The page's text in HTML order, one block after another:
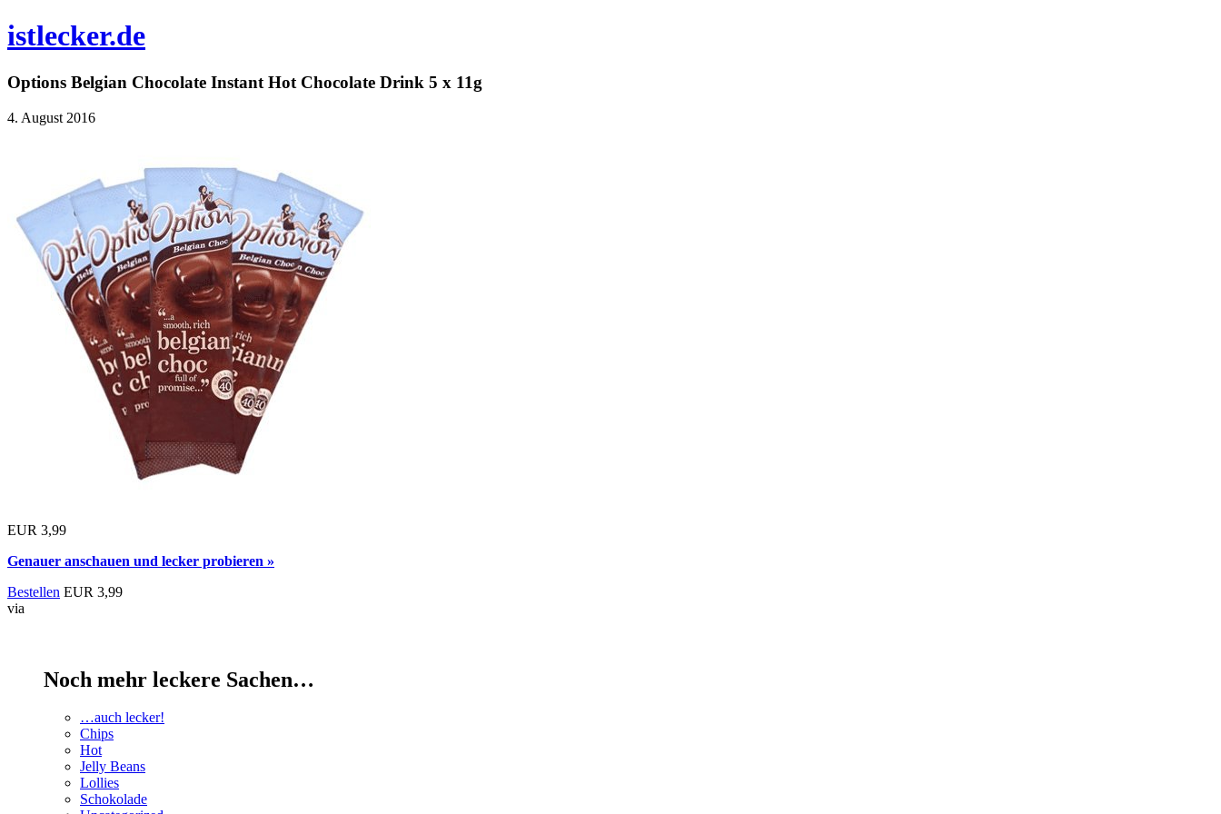
istlecker.de
Options Belgian Chocolate Instant Hot Chocolate Drink 5 x 11g
4. August 2016
EUR 3,99
Genauer anschauen und lecker probieren »
Bestellen EUR 3,99
via
Noch mehr leckere Sachen…
…auch lecker!
Chips
Hot
Jelly Beans
Lollies
Schokolade